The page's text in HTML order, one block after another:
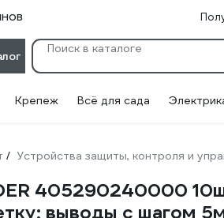
Крепеж Всё для сада
/ Устройства защиты, контроля и
405290240000
выводы с шагом